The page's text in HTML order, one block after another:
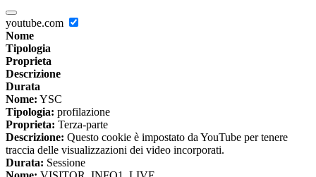
youtube.com
Nome
Tipologia
Proprieta
Descrizione
Durata
Nome: YSC
Tipologia: profilazione
Proprieta: Terza-parte
Descrizione: Questo cookie è impostato da YouTube per tenere
traccia delle visualizzazioni dei video incorporati.
Durata: Sessione